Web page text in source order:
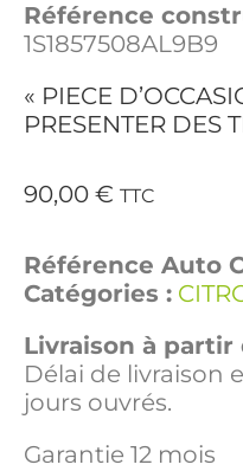
Référence
1S1857508AL9B9
« PIECE
PRESENTER DES
90,00 € TTC
Référence Auto
Catégories :
Livraison à partir
Délai de livraison
jours ouvrés.
Garantie 12 mois